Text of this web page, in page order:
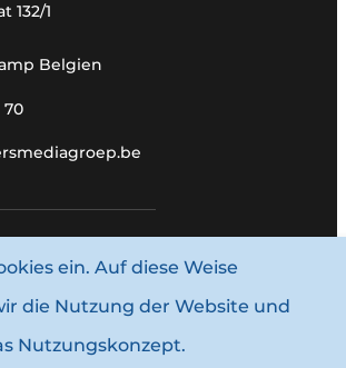
132/1
Belgien
70
Louwersmediagroep.
Bedingungen und Konditionen
ein. Auf diese Weise
die Nutzung der Website und
Nutzungskonzept.